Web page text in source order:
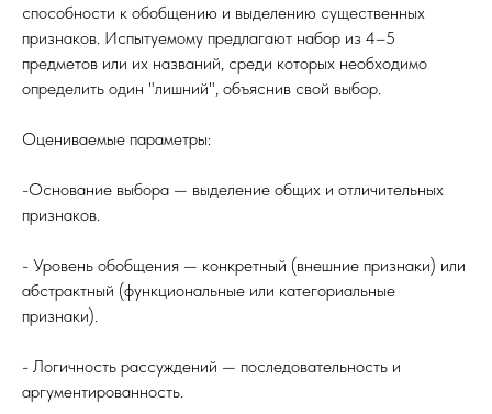
способности к обобщению и выделению существенных
признаков. Испытуемому предлагают набор из 4–5
предметов или их названий, среди которых необходимо
определить один "лишний", объяснив свой выбор.
Оцениваемые параметры:
-Основание выбора — выделение общих и отличительных
признаков.
- Уровень обобщения — конкретный (внешние признаки) или
абстрактный (функциональные или категориальные
признаки).
- Логичность рассуждений — последовательность и
аргументированность.